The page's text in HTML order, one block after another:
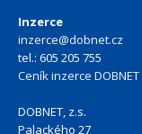
Inzerce
inzerce@dobnet.cz
tel.: 605 205 755
Ceník inzerce
DOBNET, z.s.
Palackého 27